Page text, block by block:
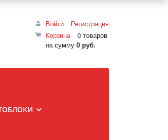
Войти
Регистрация
Корзина
0 товаров
на сумму 0 руб.